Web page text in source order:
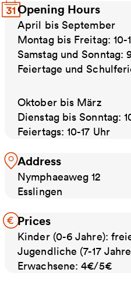
Opening Hours
April bis September
Montag bis Freitag: 10-
Samstag und Sonntag:
Feiertage und
Oktober bis März
Dienstag bis Sonntag:
Feiertags: 10-17 Uhr
Address
Nymphaeaweg 12
Esslingen
Prices
Kinder (0-6 Jahre):
Jugendliche (7-17
Erwachsene: 4€/5€